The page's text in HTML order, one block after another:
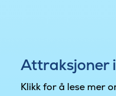
Attraksjoner
Klikk for å lese mer